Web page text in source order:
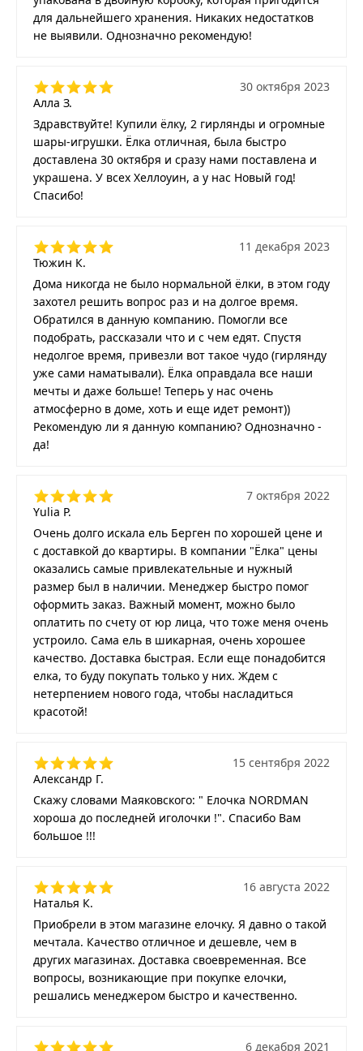
для дальнейшего хранения. Никаких недостатков
не выявили. Однозначно рекомендую!
Алла З.
30 октября 2023
Здравствуйте! Купили ёлку, 2 гирлянды и огромные
шары-игрушки. Ёлка отличная, была быстро
доставлена 30 октября и сразу нами поставлена и
украшена. У всех Хеллоуин, а у нас Новый год!
Спасибо!
Тюжин К.
11 декабря 2023
Дома никогда не было нормальной ёлки, в этом году
захотел решить вопрос раз и на долгое время.
Обратился в данную компанию. Помогли все
подобрать, рассказали что и с чем едят. Спустя
недолгое время, привезли вот такое чудо (гирлянду
уже сами наматывали). Ёлка оправдала все наши
мечты и даже больше! Теперь у нас очень
атмосферно в доме, хоть и еще идет ремонт))
Рекомендую ли я данную компанию? Однозначно -
да!
Yulia P.
7 октября 2022
Очень долго искала ель Берген по хорошей цене и
с доставкой до квартиры. В компании "Ёлка" цены
оказались самые привлекательные и нужный
размер был в наличии. Менеджер быстро помог
оформить заказ. Важный момент, можно было
оплатить по счету от юр лица, что тоже меня очень
устроило. Сама ель в шикарная, очень хорошее
качество. Доставка быстрая. Если еще понадобится
елка, то буду покупать только у них. Ждем с
нетерпением нового года, чтобы насладиться
красотой!
Александр Г.
15 сентября 2022
Скажу словами Маяковского: " Елочка NORDMAN
хороша до последней иголочки !". Спасибо Вам
большое !!!
Наталья К.
16 августа 2022
Приобрели в этом магазине елочку. Я давно о такой
мечтала. Качество отличное и дешевле, чем в
других магазинах. Доставка своевременная. Все
вопросы, возникающие при покупке елочки,
решались менеджером быстро и качественно.
6 декабря 2021